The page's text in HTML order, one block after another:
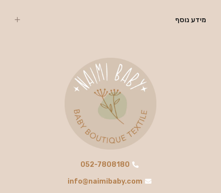
052-7808180
info@naimibaby.com
מידע נוסף